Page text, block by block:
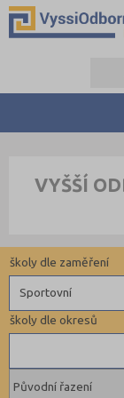
VYŠŠÍ
školy dle okresů
Plzeň-město (1)
Sportovní
školy dle zaměření
Zdravotnické
Pedagogické